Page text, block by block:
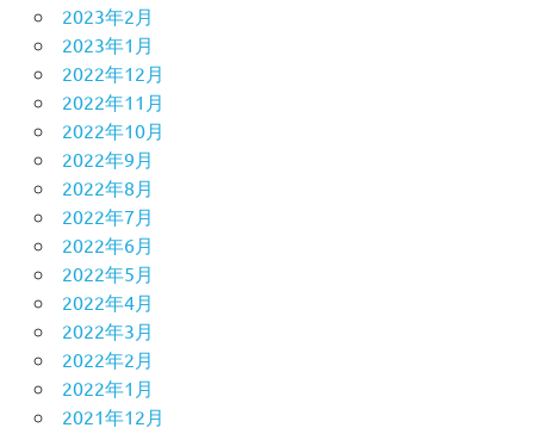
2023年2月
2023年1月
2022年12月
2022年11月
2022年10月
2022年9月
2022年8月
2022年7月
2022年6月
2022年5月
2022年4月
2022年3月
2022年2月
2022年1月
2021年12月